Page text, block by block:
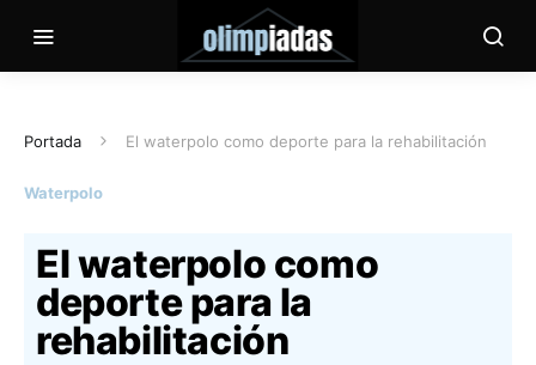
Portada El waterpolo como deporte para la rehabilitación
Waterpolo
El waterpolo como
deporte para la
rehabilitación